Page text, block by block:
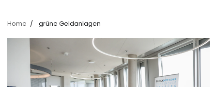
Home grüne Geldanlagen